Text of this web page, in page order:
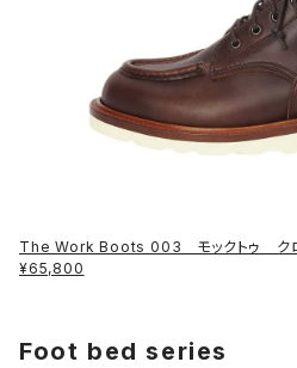
The Work Boots 003 モックトゥ ク
¥65,800
Foot bed series